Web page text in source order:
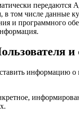
передаются
в том числе данные
и программного
и
информацию